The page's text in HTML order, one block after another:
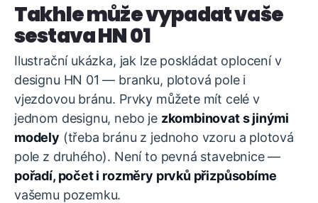
Takhle může vypadat vaše
sestava HN 01
Ilustrační ukázka, jak lze poskládat oplocení v
designu HN 01 — branku, plotová pole i
vjezdovou bránu. Prvky můžete mít celé v
jednom designu, nebo je zkombinovat s jinými
modely (třeba bránu z jednoho vzoru a plotová
pole z druhého). Není to pevná stavebnice —
pořadí, počet i rozměry prvků přizpůsobíme
vašemu pozemku.